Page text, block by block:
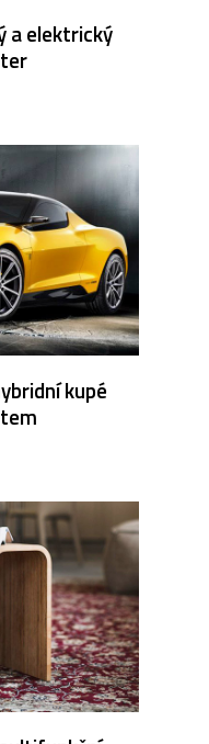
a elektrický
kupé